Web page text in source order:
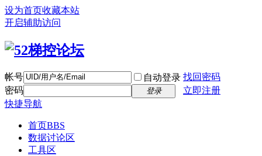
设为首页收藏本站
开启辅助访问
帐号 自动登录 找回密码
密码
登录
立即注册
快捷导航
首页BBS
数据讨论区
工具区